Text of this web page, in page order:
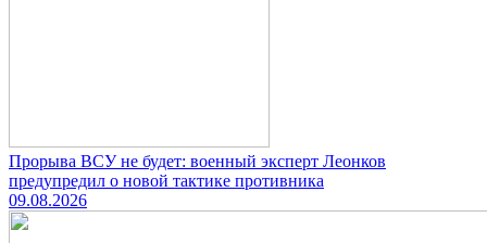
Прорыва ВСУ не будет: военный эксперт Леонков
предупредил о новой тактике противника
09.08.2026